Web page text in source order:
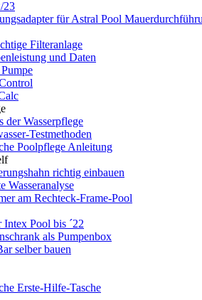
23
für Astral Pool
Filter­anlage
und Daten
der Wasserpflege
Testmethoden
Poolpflege Anleitung
richtig einbauen
Wasseranalyse
am Rechteck-Frame-Pool
Intex Pool bis ´22
als Pumpenbox
selber bauen
Erste-Hilfe-Tasche